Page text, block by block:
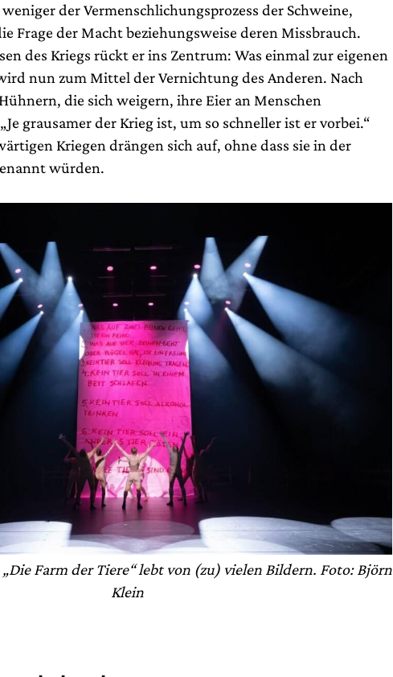
der Vermenschlichungsprozess der Schweine,
Frage der Macht beziehungsweise deren Missbrauch.
des Kriegs rückt er ins Zentrum: Was einmal zur eigenen
nun zum Mittel der Vernichtung des Anderen. Nach
die sich weigern, ihre Eier an Menschen
grausamer der Krieg ist, um so schneller ist er vorbei.“
Kriegen drängen sich auf, ohne dass sie in der
würden.
Farm der Tiere“ lebt von (zu) vielen Bildern. Foto: Björn
Klein